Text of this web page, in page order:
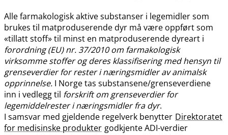
Alle farmakologisk aktive substanser i legemidler som
brukes til matproduserende dyr må være oppført som
«tillatt stoff» til minst en matproduserende dyreart i
forordning (EU) nr. 37/2010 om farmakologisk
virksomme stoffer og deres klassifisering med hensyn til
grenseverdier for rester i næringsmidler av animalsk
opprinnelse. I Norge tas substansene​/​grenseverdiene
inn i vedlegg til forskrift om grenseverdier for
legemiddelrester i næringsmidler fra dyr.
I samsvar med gjeldende regelverk benytter Direktoratet
for medisinske produkter godkjente ADI-verdier